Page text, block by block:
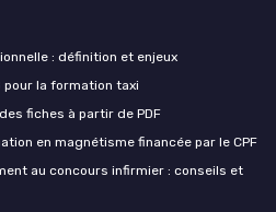
: définition et enjeux
pour la formation taxi
fiches à partir de PDF
en magnétisme financée par le CPF
au concours infirmier : conseils et